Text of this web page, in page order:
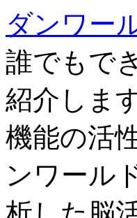
ダンワー
誰でもで
紹介しま
機能の活
ンワール